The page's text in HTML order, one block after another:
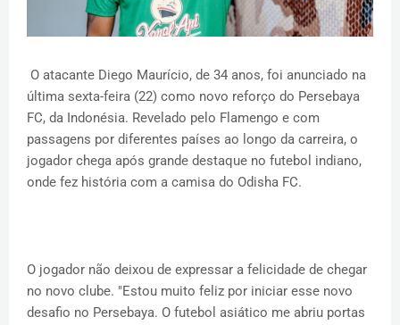
O atacante Diego Maurício, de 34 anos, foi anunciado na
última sexta-feira (22) como novo reforço do Persebaya
FC, da Indonésia. Revelado pelo Flamengo e com
passagens por diferentes países ao longo da carreira, o
jogador chega após grande destaque no futebol indiano,
onde fez história com a camisa do Odisha FC.
O jogador não deixou de expressar a felicidade de chegar
no novo clube. "Estou muito feliz por iniciar esse novo
desafio no Persebaya. O futebol asiático me abriu portas